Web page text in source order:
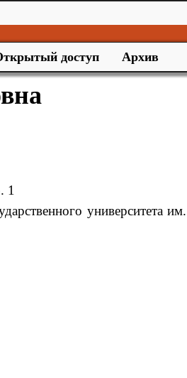
доступ Архив
1
университета им.